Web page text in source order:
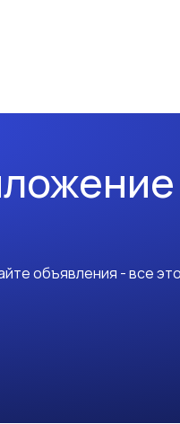
объявления - все